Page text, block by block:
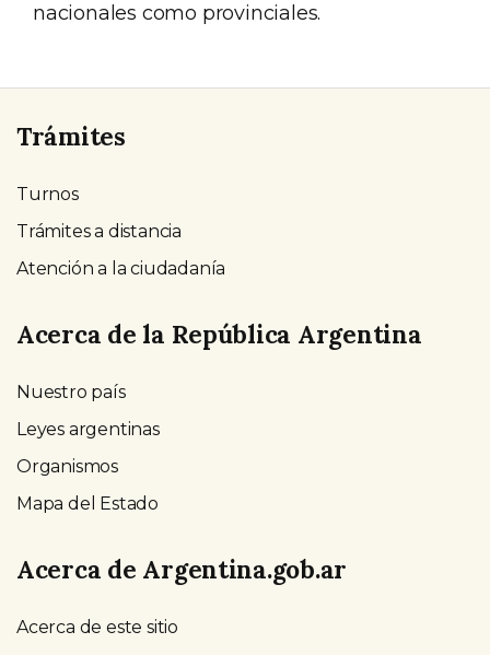
nacionales como provinciales.
Trámites
Turnos
Trámites a distancia
Atención a la ciudadanía
Acerca de la República Argentina
Nuestro país
Leyes argentinas
Organismos
Mapa del Estado
Acerca de Argentina.gob.ar
Acerca de este sitio